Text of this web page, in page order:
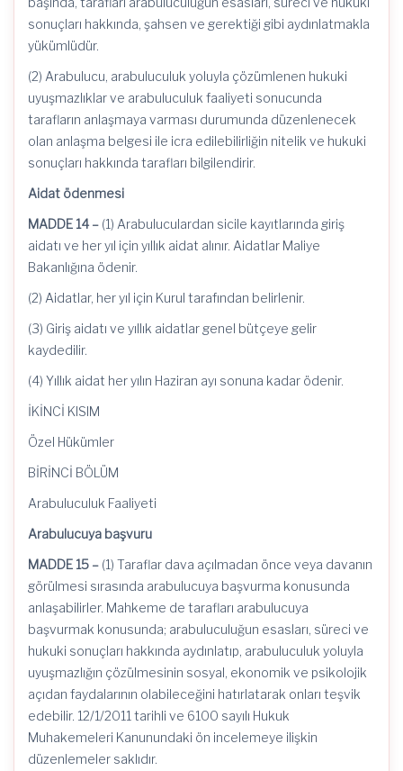
sonuçları hakkında, şahsen ve gerektiği gibi aydınlatmakla
yükümlüdür.
(2) Arabulucu, arabuluculuk yoluyla çözümlenen hukuki
uyuşmazlıklar ve arabuluculuk faaliyeti sonucunda
tarafların anlaşmaya varması durumunda düzenlenecek
olan anlaşma belgesi ile icra edilebilirliğin nitelik ve hukuki
sonuçları hakkında tarafları bilgilendirir.
Aidat ödenmesi
MADDE 14 – (1) Arabuluculardan sicile kayıtlarında giriş
aidatı ve her yıl için yıllık aidat alınır. Aidatlar Maliye
Bakanlığına ödenir.
(2) Aidatlar, her yıl için Kurul tarafından belirlenir.
(3) Giriş aidatı ve yıllık aidatlar genel bütçeye gelir
kaydedilir.
(4) Yıllık aidat her yılın Haziran ayı sonuna kadar ödenir.
İKİNCİ KISIM
Özel Hükümler
BİRİNCİ BÖLÜM
Arabuluculuk Faaliyeti
Arabulucuya başvuru
MADDE 15 – (1) Taraflar dava açılmadan önce veya davanın
görülmesi sırasında arabulucuya başvurma konusunda
anlaşabilirler. Mahkeme de tarafları arabulucuya
başvurmak konusunda; arabuluculuğun esasları, süreci ve
hukuki sonuçları hakkında aydınlatıp, arabuluculuk yoluyla
uyuşmazlığın çözülmesinin sosyal, ekonomik ve psikolojik
açıdan faydalarının olabileceğini hatırlatarak onları teşvik
edebilir. 12/1/2011 tarihli ve 6100 sayılı Hukuk
Muhakemeleri Kanunundaki ön incelemeye ilişkin
düzenlemeler saklıdır.